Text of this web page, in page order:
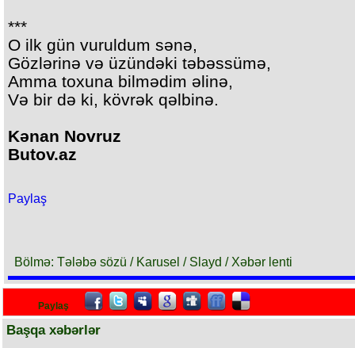
***
O ilk gün vuruldum sənə,
Gözlərinə və üzündəki təbəssümə,
Amma toxuna bilmədim əlinə,
Və bir də ki, kövrək qəlbinə.
Kənan Novruz
Butov.az
Paylaş
Bölmə: Tələbə sözü / Karusel / Slayd / Xəbər lenti
Paylaş
Başqa xəbərlər